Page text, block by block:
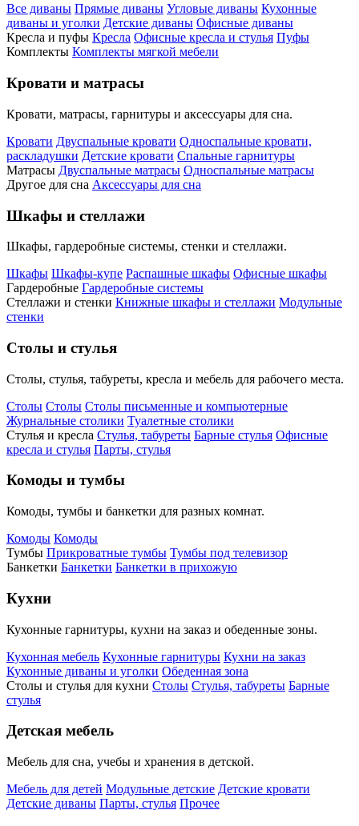
Все диваны Прямые диваны Угловые диваны Кухонные
диваны и уголки Детские диваны Офисные диваны
Кресла и пуфы Кресла Офисные кресла и стулья Пуфы
Комплекты Комплекты мягкой мебели
Кровати и матрасы
Кровати, матрасы, гарнитуры и аксессуары для сна.
Кровати Двуспальные кровати Односпальные кровати,
раскладушки Детские кровати Спальные гарнитуры
Матрасы Двуспальные матрасы Односпальные матрасы
Другое для сна Аксессуары для сна
Шкафы и стеллажи
Шкафы, гардеробные системы, стенки и стеллажи.
Шкафы Шкафы-купе Распашные шкафы Офисные шкафы
Гардеробные Гардеробные системы
Стеллажи и стенки Книжные шкафы и стеллажи Модульные
стенки
Столы и стулья
Столы, стулья, табуреты, кресла и мебель для рабочего места.
Столы Столы Столы письменные и компьютерные
Журнальные столики Туалетные столики
Стулья и кресла Стулья, табуреты Барные стулья Офисные
кресла и стулья Парты, стулья
Комоды и тумбы
Комоды, тумбы и банкетки для разных комнат.
Комоды Комоды
Тумбы Прикроватные тумбы Тумбы под телевизор
Банкетки Банкетки Банкетки в прихожую
Кухни
Кухонные гарнитуры, кухни на заказ и обеденные зоны.
Кухонная мебель Кухонные гарнитуры Кухни на заказ
Кухонные диваны и уголки Обеденная зона
Столы и стулья для кухни Столы Стулья, табуреты Барные
стулья
Детская мебель
Мебель для сна, учебы и хранения в детской.
Мебель для детей Модульные детские Детские кровати
Детские диваны Парты, стулья Прочее